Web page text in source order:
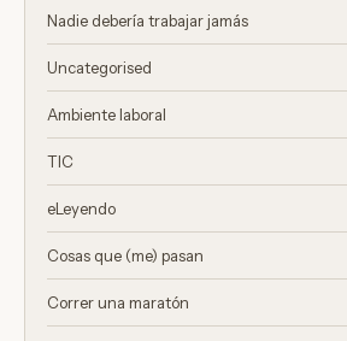
Nadie debería trabajar jamás
Uncategorised
Ambiente laboral
TIC
eLeyendo
Cosas que (me) pasan
Correr una maratón